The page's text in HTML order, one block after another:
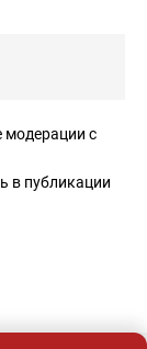
модерации с
в публикации